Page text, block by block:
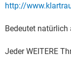
http://
Bedeutet natürlich
Jeder WEITERE